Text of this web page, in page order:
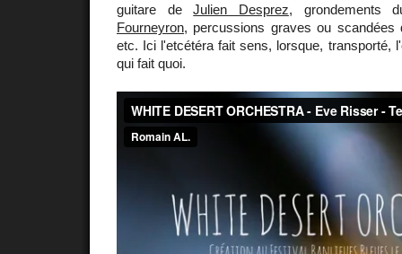
guitare deJulien Desprez, grondements
Fourneyron, percussions graves ou
etc. Ici l'etcétéra fait sens, lorsque, transporté,
qui fait quoi.